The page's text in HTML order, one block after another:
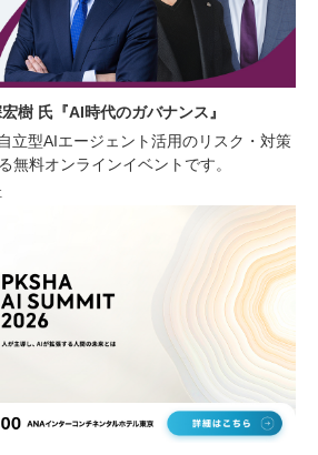
樹 氏『AI時代のガバナンス』
立型AIエージェント活用のリスク・対策
無料オンラインイベントです。